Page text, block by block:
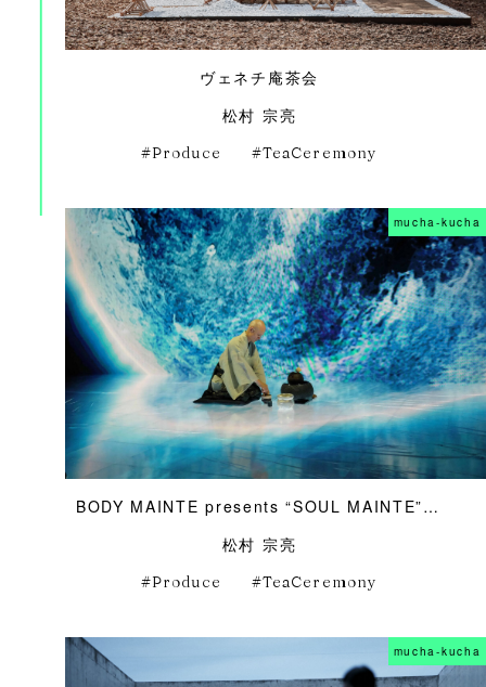
ヴェネチ庵茶会
松村 宗亮
Produce TeaCeremony
mucha-kucha
BODY MAINTE presents “SOUL MAINTE” Vol.01：IPPUKU MAINTE
松村 宗亮
Produce TeaCeremony
mucha-kucha